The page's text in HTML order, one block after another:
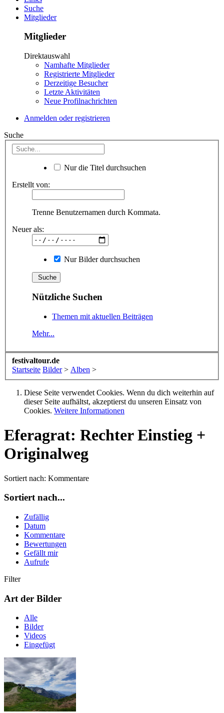
Suche
Mitglieder
Mitglieder
Direktauswahl
Namhafte Mitglieder
Registrierte Mitglieder
Derzeitige Besucher
Letzte Aktivitäten
Neue Profilnachrichten
Anmelden oder registrieren
Suche
Nur die Titel durchsuchen
Erstellt von:
Trenne Benutzernamen durch Kommata.
Neuer als:
Nur Bilder durchsuchen
Nützliche Suchen
Themen mit aktuellen Beiträgen
Mehr...
festivaltour.de
Startseite Bilder > Alben >
Diese Seite verwendet Cookies. Wenn du dich weiterhin auf
dieser Seite aufhältst, akzeptierst du unseren Einsatz von
Cookies. Weitere Informationen
Eferagrat: Rechter Einstieg +
Originalweg
Sortiert nach: Kommentare
Sortiert nach...
Zufällig
Datum
Kommentare
Bewertungen
Gefällt mir
Aufrufe
Filter
Art der Bilder
Alle
Bilder
Videos
Eingefügt